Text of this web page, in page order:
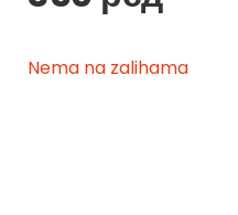
Nema na zalihama